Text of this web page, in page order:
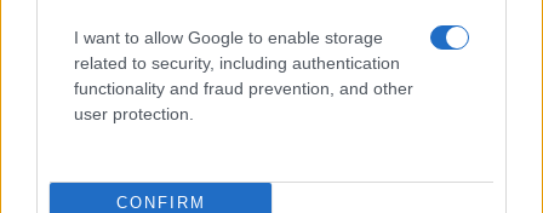
I want to allow Google to enable storage
related to security, including authentication
functionality and fraud prevention, and other
user protection.
CONFIRM